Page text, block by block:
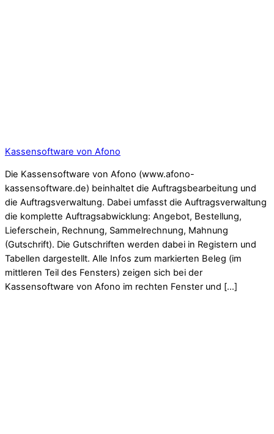
Kassensoftware von Afono
Die Kassensoftware von Afono (www.afono-
kassensoftware.de) beinhaltet die Auftragsbearbeitung und
die Auftragsverwaltung. Dabei umfasst die Auftragsverwaltung
die komplette Auftragsabwicklung: Angebot, Bestellung,
Lieferschein, Rechnung, Sammelrechnung, Mahnung
(Gutschrift). Die Gutschriften werden dabei in Registern und
Tabellen dargestellt. Alle Infos zum markierten Beleg (im
mittleren Teil des Fensters) zeigen sich bei der
Kassensoftware von Afono im rechten Fenster und […]